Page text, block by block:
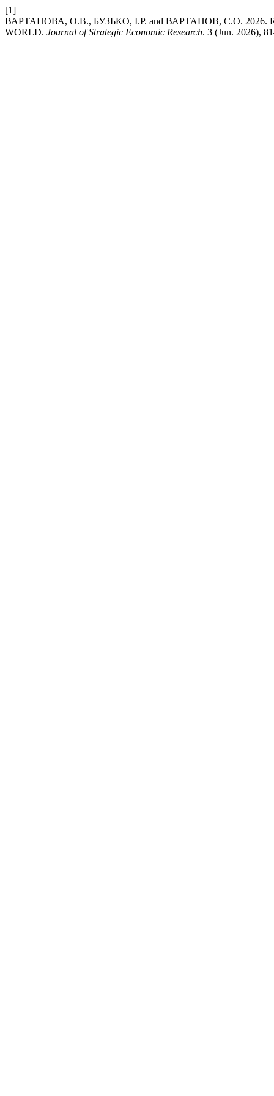
[1]
ВАРТАНОВА, О.В., БУЗЬКО, І.Р. and ВАРТАНОВ, С.О. 2026.
WORLD. Journal of Strategic Economic Research. 3 (Jun. 2026),